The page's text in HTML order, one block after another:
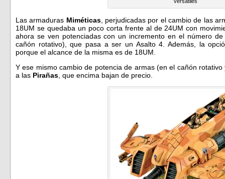
Las armaduras Miméticas, perjudicadas por el cambio de las
18UM se quedaba un poco corta frente al de 24UM con
ahora se ven potenciadas con un incremento en el número
cañón rotativo), que pasa a ser un Asalto 4. Además, la
porque el alcance de la misma es de 18UM.
Y ese mismo cambio de potencia de armas (en el cañón
a las Pirañas , que encima bajan de precio.